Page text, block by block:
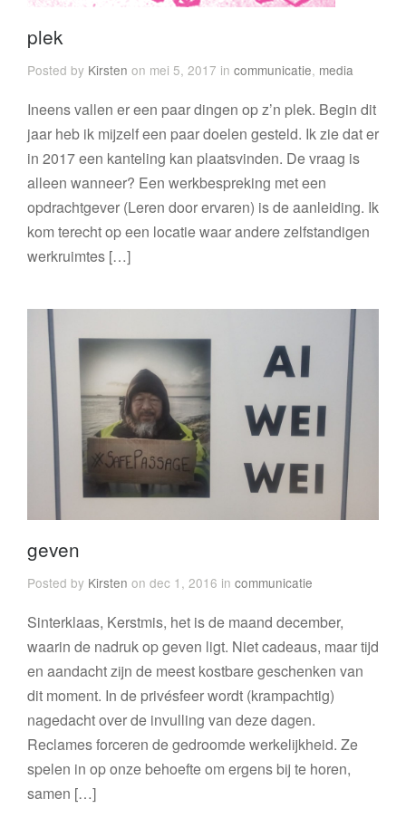
plek
Posted by Kirsten on mei 5, 2017 in communicatie, media
Ineens vallen er een paar dingen op z’n plek. Begin dit
jaar heb ik mijzelf een paar doelen gesteld. Ik zie dat er
in 2017 een kanteling kan plaatsvinden. De vraag is
alleen wanneer? Een werkbespreking met een
opdrachtgever (Leren door ervaren) is de aanleiding. Ik
kom terecht op een locatie waar andere zelfstandigen
werkruimtes […]
geven
Posted by Kirsten on dec 1, 2016 in communicatie
Sinterklaas, Kerstmis, het is de maand december,
waarin de nadruk op geven ligt. Niet cadeaus, maar tijd
en aandacht zijn de meest kostbare geschenken van
dit moment. In de privésfeer wordt (krampachtig)
nagedacht over de invulling van deze dagen.
Reclames forceren de gedroomde werkelijkheid. Ze
spelen in op onze behoefte om ergens bij te horen,
samen […]